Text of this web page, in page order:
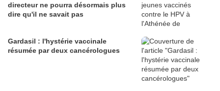
directeur ne pourra désormais plus
dire qu'il ne savait pas
Gardasil : l'hystérie vaccinale
résumée par deux cancérologues